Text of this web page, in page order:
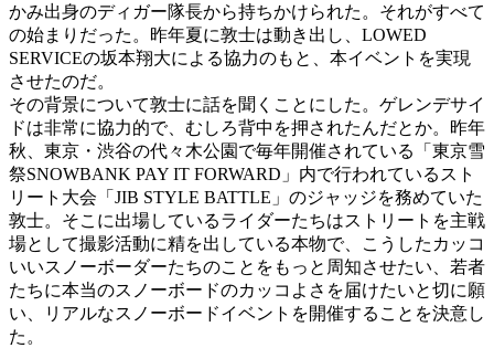
かみ出身のディガー隊長から持ちかけられた。それがすべて
の始まりだった。昨年夏に敦士は動き出し、LOWED
SERVICEの坂本翔大による協力のもと、本イベントを実現
させたのだ。
その背景について敦士に話を聞くことにした。ゲレンデサイ
ドは非常に協力的で、むしろ背中を押されたんだとか。昨年
秋、東京・渋谷の代々木公園で毎年開催されている「東京雪
祭SNOWBANK PAY IT FORWARD」内で行われているスト
リート大会「JIB STYLE BATTLE」のジャッジを務めていた
敦士。そこに出場しているライダーたちはストリートを主戦
場として撮影活動に精を出している本物で、こうしたカッコ
いいスノーボーダーたちのことをもっと周知させたい、若者
たちに本当のスノーボードのカッコよさを届けたいと切に願
い、リアルなスノーボードイベントを開催することを決意し
た。